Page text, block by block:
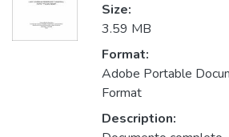
Size:
3.59 MB
Format:
Adobe Portable
Format
Description: